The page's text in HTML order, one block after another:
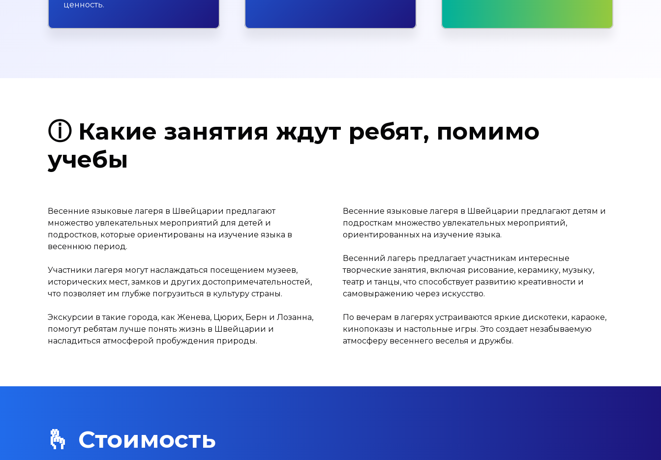
ценность.
ⓘ Какие занятия ждут ребят, помимо
учебы
Весенние языковые лагеря в Швейцарии предлагают
множество увлекательных мероприятий для детей и
подростков, которые ориентированы на изучение языка в
весеннюю период.
Участники лагеря могут наслаждаться посещением музеев,
исторических мест, замков и других достопримечательностей,
что позволяет им глубже погрузиться в культуру страны.
Экскурсии в такие города, как Женева, Цюрих, Берн и Лозанна,
помогут ребятам лучше понять жизнь в Швейцарии и
насладиться атмосферой пробуждения природы.
Весенние языковые лагеря в Швейцарии предлагают детям и
подросткам множество увлекательных мероприятий,
ориентированных на изучение языка.
Весенний лагерь предлагает участникам интересные
творческие занятия, включая рисование, керамику, музыку,
театр и танцы, что способствует развитию креативности и
самовыражению через искусство.
По вечерам в лагерях устраиваются яркие дискотеки, караоке,
кинопоказы и настольные игры. Это создает незабываемую
атмосферу весеннего веселья и дружбы.
🫰 Стоимость